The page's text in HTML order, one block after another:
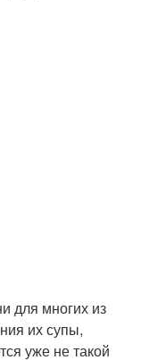
для многих из
их супы,
уже не такой